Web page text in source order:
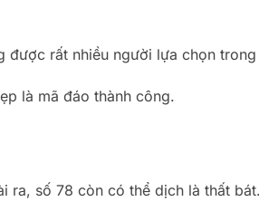
rất nhiều người lựa chọn
là mã đáo thành công.
ra, số 78 còn có thể dịch là thất bát.